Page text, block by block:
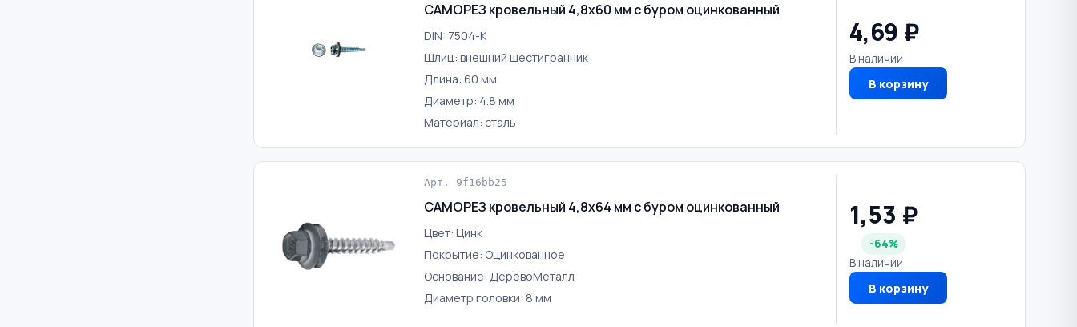
САМОРЕЗ кровельный 4,8х60 мм с буром оцинкованный
DIN: 7504-K
Шлиц: внешний шестигранник
Длина: 60 мм
Диаметр: 4.8 мм
Материал: сталь
4,69 ₽
В наличии
В корзину
Арт. 9f16bb25
САМОРЕЗ кровельный 4,8х64 мм с буром оцинкованный
Цвет: Цинк
Покрытие: Оцинкованное
Основание: ДеревоМеталл
Диаметр головки: 8 мм
1,53 ₽
-64%
В наличии
В корзину